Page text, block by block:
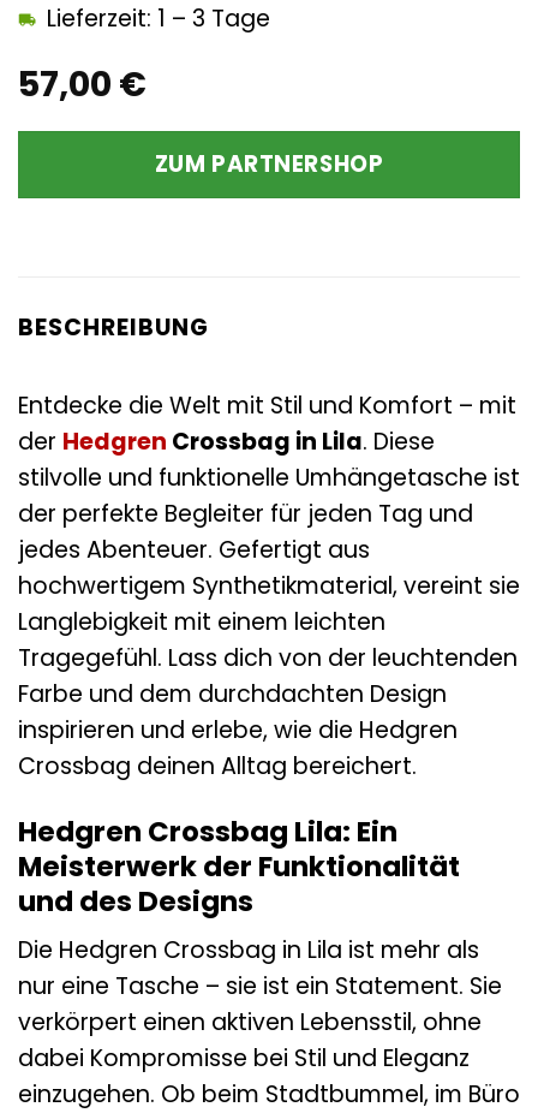
57,00 €
Lieferzeit: 1 – 3 Tage
ZUM PARTNERSHOP
BESCHREIBUNG
Entdecke die Welt mit Stil und Komfort – mit
der Hedgren Crossbag in Lila. Diese
stilvolle und funktionelle Umhängetasche ist
der perfekte Begleiter für jeden Tag und
jedes Abenteuer. Gefertigt aus
hochwertigem Synthetikmaterial, vereint sie
Langlebigkeit mit einem leichten
Tragegefühl. Lass dich von der leuchtenden
Farbe und dem durchdachten Design
inspirieren und erlebe, wie die Hedgren
Crossbag deinen Alltag bereichert.
Hedgren Crossbag Lila: Ein
Meisterwerk der Funktionalität
und des Designs
Die Hedgren Crossbag in Lila ist mehr als
nur eine Tasche – sie ist ein Statement. Sie
verkörpert einen aktiven Lebensstil, ohne
dabei Kompromisse bei Stil und Eleganz
einzugehen. Ob beim Stadtbummel, im Büro